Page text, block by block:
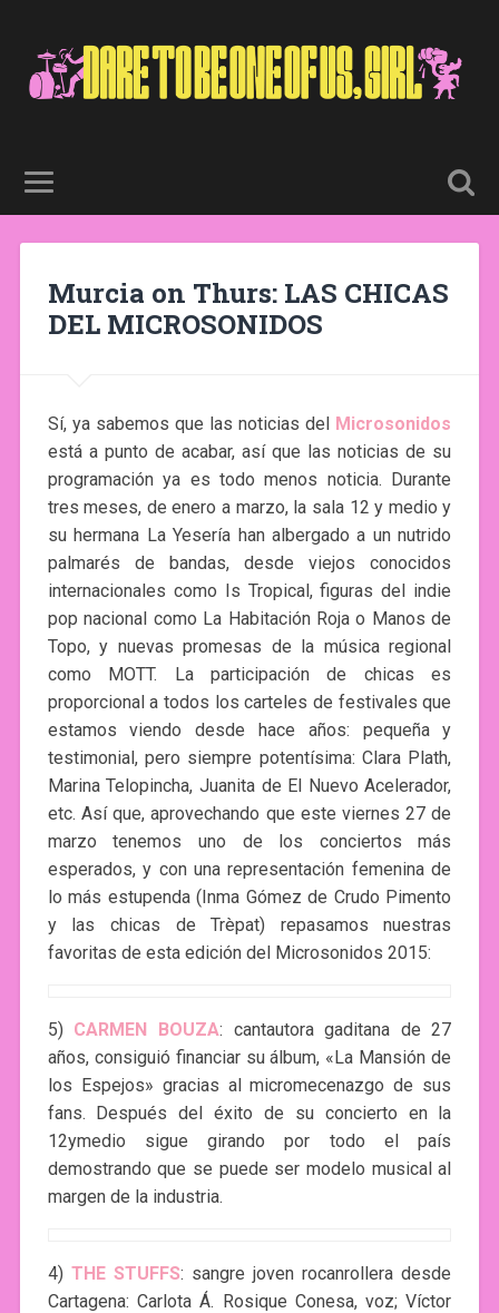
Murcia on Thurs: LAS CHICAS
DEL MICROSONIDOS
Sí, ya sabemos que las noticias del Microsonidos
está a punto de acabar, así que las noticias de su
programación ya es todo menos noticia. Durante
tres meses, de enero a marzo, la sala 12 y medio y
su hermana La Yesería han albergado a un nutrido
palmarés de bandas, desde viejos conocidos
internacionales como Is Tropical, figuras del indie
pop nacional como La Habitación Roja o Manos de
Topo, y nuevas promesas de la música regional
como MOTT. La participación de chicas es
proporcional a todos los carteles de festivales que
estamos viendo desde hace años: pequeña y
testimonial, pero siempre potentísima: Clara Plath,
Marina Telopincha, Juanita de El Nuevo Acelerador,
etc. Así que, aprovechando que este viernes 27 de
marzo tenemos uno de los conciertos más
esperados, y con una representación femenina de
lo más estupenda (Inma Gómez de Crudo Pimento
y las chicas de Trèpat) repasamos nuestras
favoritas de esta edición del Microsonidos 2015:
5) CARMEN BOUZA: cantautora gaditana de 27
años, consiguió financiar su álbum, «La Mansión de
los Espejos» gracias al micromecenazgo de sus
fans. Después del éxito de su concierto en la
12ymedio sigue girando por todo el país
demostrando que se puede ser modelo musical al
margen de la industria.
4) THE STUFFS: sangre joven rocanrollera desde
Cartagena: Carlota Á. Rosique Conesa, voz; Víctor